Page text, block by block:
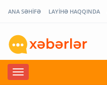
ANA SƏHİFƏ LAYİHƏ HAQQINDA